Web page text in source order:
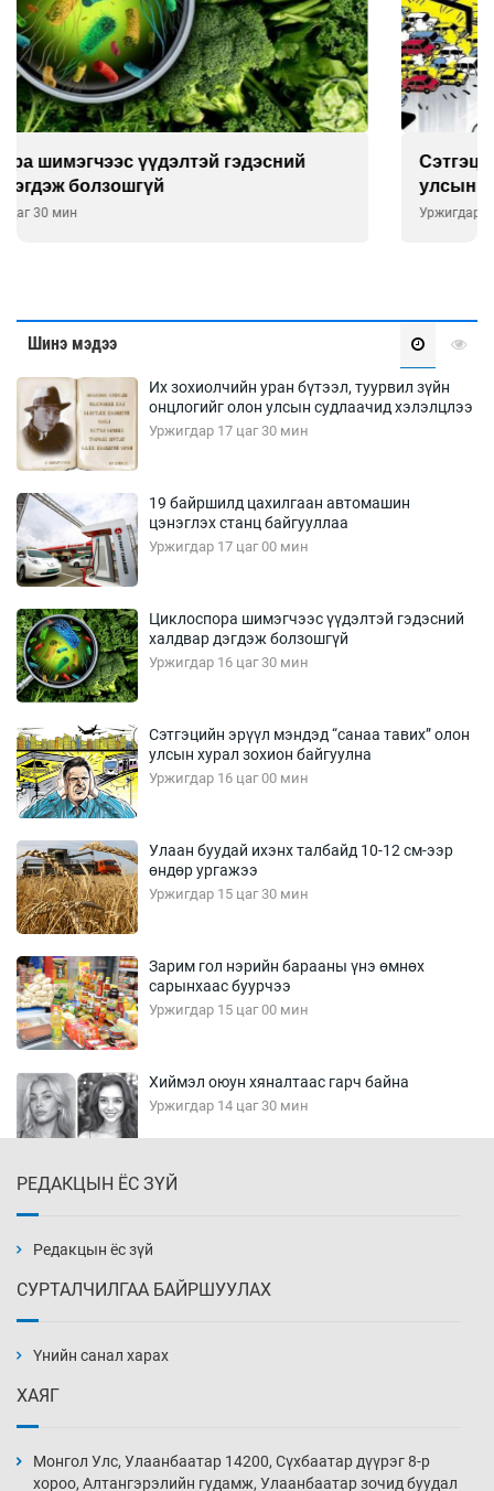
Сэтгэцийн эрүүл мэндэд “санаа тавих” олон
улсын хурал зохион байгуулна
Уржигдар 16 цаг 00 мин
Шинэ мэдээ
Их зохиолчийн уран бүтээл, туурвил зүйн
онцлогийг олон улсын судлаачид хэлэлцлээ
Уржигдар 17 цаг 30 мин
19 байршилд цахилгаан автомашин
цэнэглэх станц байгууллаа
Уржигдар 17 цаг 00 мин
Циклоспора шимэгчээс үүдэлтэй гэдэсний
халдвар дэгдэж болзошгүй
Уржигдар 16 цаг 30 мин
Сэтгэцийн эрүүл мэндэд “санаа тавих” олон
улсын хурал зохион байгуулна
Уржигдар 16 цаг 00 мин
Улаан буудай ихэнх талбайд 10-12 см-ээр
өндөр ургажээ
Уржигдар 15 цаг 30 мин
Зарим гол нэрийн барааны үнэ өмнөх
сарынхаас буурчээ
Уржигдар 15 цаг 00 мин
Хиймэл оюун хяналтаас гарч байна
Уржигдар 14 цаг 30 мин
Уржигдар 14 цаг 00 мин
нэмэгджээ
Уржигдар 13 цаг 30 мин
РЕДАКЦЫН ЁС ЗҮЙ
Редакцын ёс зүй
СУРТАЛЧИЛГАА БАЙРШУУЛАХ
Үнийн санал харах
ХАЯГ
Монгол Улс, Улаанбаатар 14200, Сүхбаатар дүүрэг 8-р
хороо, Алтангэрэлийн гудамж, Улаанбаатар зочид буудал